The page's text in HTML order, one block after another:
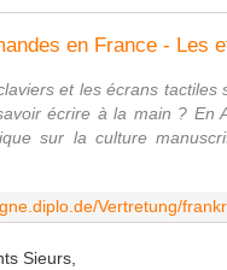
et les écrans tactiles
écrire à la main ? En
sur la culture
Sieurs,